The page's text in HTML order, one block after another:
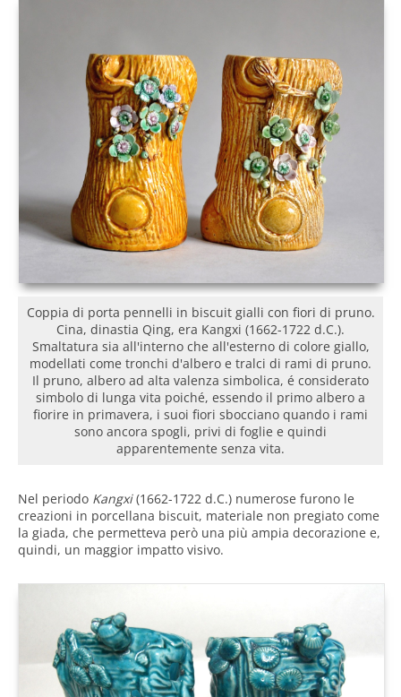
Coppia di porta pennelli in biscuit gialli con fiori di pruno.
Cina, dinastia Qing, era Kangxi (1662-1722 d.C.).
Smaltatura sia all'interno che all'esterno di colore giallo,
modellati come tronchi d'albero e tralci di rami di pruno.
Il pruno, albero ad alta valenza simbolica, é considerato
simbolo di lunga vita poiché, essendo il primo albero a
fiorire in primavera, i suoi fiori sbocciano quando i rami
sono ancora spogli, privi di foglie e quindi
apparentemente senza vita.
Nel periodo Kangxi(1662-1722 d.C.) numerose furono le
creazioni in porcellana biscuit, materiale non pregiato come
la giada, che permetteva però una più ampia decorazione e,
quindi, un maggior impatto visivo.